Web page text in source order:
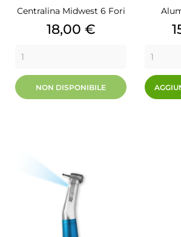
Centralina Midwest 6 Fori
Prezzo
18,00 €
NON DISPONIBILE